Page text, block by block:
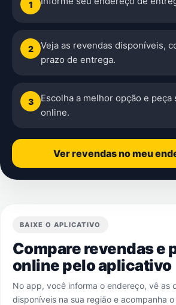
1
2
Veja as revendas disponíveis,
prazo de entrega.
3
Escolha a melhor opção e peça
online.
Ver revendas no meu
BAIXE O APLICATIVO
Compare revendas e
online pelo aplicativo
No app, você informa o endereço, vê as
disponíveis na sua região e acompanha